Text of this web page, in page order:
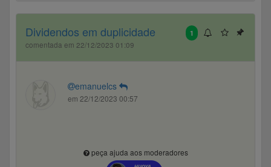
1
Dividendos em duplicidade
comentada em 22/12/2023 01:09
emanuelcs
em 22/12/2023 00:57
peça ajuda aos moderadores